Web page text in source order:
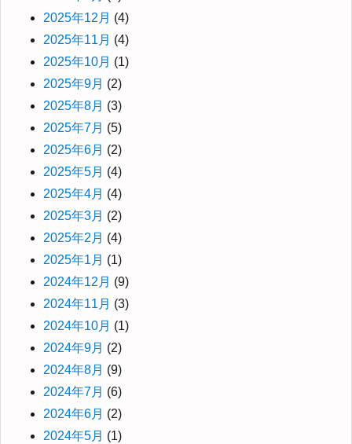
2025年12月 (4)
2025年11月 (4)
2025年10月 (1)
2025年9月 (2)
2025年8月 (3)
2025年7月 (5)
2025年6月 (2)
2025年5月 (4)
2025年4月 (4)
2025年3月 (2)
2025年2月 (4)
2025年1月 (1)
2024年12月 (9)
2024年11月 (3)
2024年10月 (1)
2024年9月 (2)
2024年8月 (9)
2024年7月 (6)
2024年6月 (2)
2024年5月 (1)